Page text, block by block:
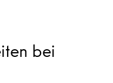
bei